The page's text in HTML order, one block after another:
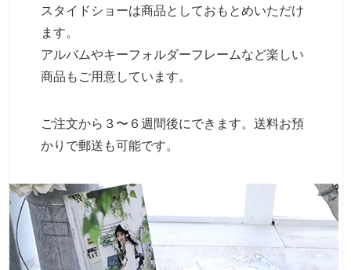
スタイドショーは商品としておもとめいただけ
ます。
アルバムやキーフォルダーフレームなど楽しい
商品もご用意しています。
ご注文から３〜６週間後にできます。送料お預
かりで郵送も可能です。